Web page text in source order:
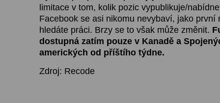
limitace v tom, kolik pozic vypublikuje/
Facebook se asi nikomu nevybaví, jako první
hledáte práci. Brzy se to však může změnit.
dostupná zatím pouze v Kanadě a
amerických od příštího týdne.
Zdroj: Recode